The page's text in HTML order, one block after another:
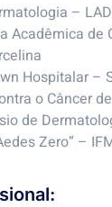
–
Acadêmica de
Hospitalar –
o Câncer
de
Zero” –